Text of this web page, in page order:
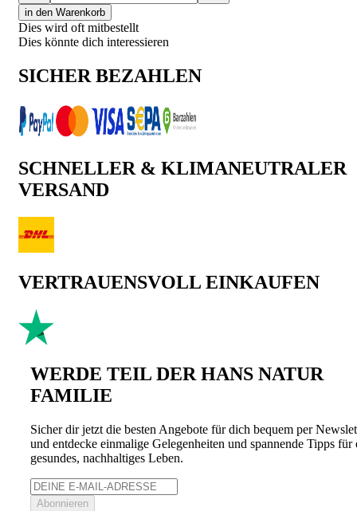
in den Warenkorb
Dies wird oft mitbestellt
Dies könnte dich interessieren
SICHER BEZAHLEN
SCHNELLER & KLIMANEUTRALER
VERSAND
VERTRAUENSVOLL EINKAUFEN
WERDE TEIL DER HANS NATUR
FAMILIE
Sicher dir jetzt die besten Angebote für dich bequem per
und entdecke einmalige Gelegenheiten und spannende Tipps für
gesundes, nachhaltiges Leben.
Abonnieren